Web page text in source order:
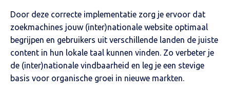
Door deze correcte implementatie zorg je ervoor dat
zoekmachines jouw (inter)nationale website optimaal
begrijpen en gebruikers uit verschillende landen de juiste
content in hun lokale taal kunnen vinden. Zo verbeter je
de (inter)nationale vindbaarheid en leg je een stevige
basis voor organische groei in nieuwe markten.